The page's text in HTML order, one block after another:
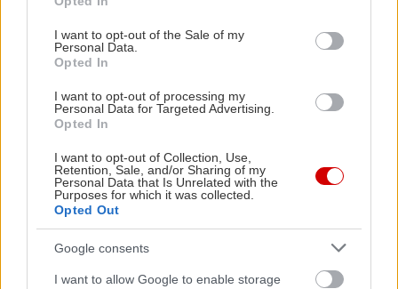
use your data for below specified purposes in below Google
consent section.
I want to opt-out of the Sale of my
Personal Data.
Opted In
I want to opt-out of processing my
Personal Data for Targeted Advertising.
Opted In
I want to opt-out of Collection, Use,
Retention, Sale, and/or Sharing of my
Personal Data that Is Unrelated with the
Purposes for which it was collected.
Opted Out
Google consents
I want to allow Google to enable storage
Serkis να φτάνει μια ανάσα πριν τα Όσκαρ, στα
οποία ωστόσο δεν μπορεί να περιληφθεί γιατί δεν
παίζει με τον συμβατικό τρόπο και με την φυσική
του παρουσία στην ταινία. Δείτε στο παρακάτω